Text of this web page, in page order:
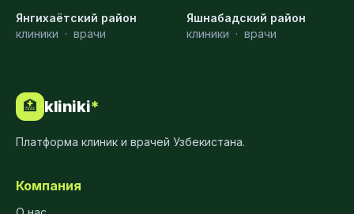
Янгихаётский район
клиники · врачи
Яшнабадский район
клиники · врачи
🏥 kliniki*
Платформа клиник и врачей Узбекистана.
Компания